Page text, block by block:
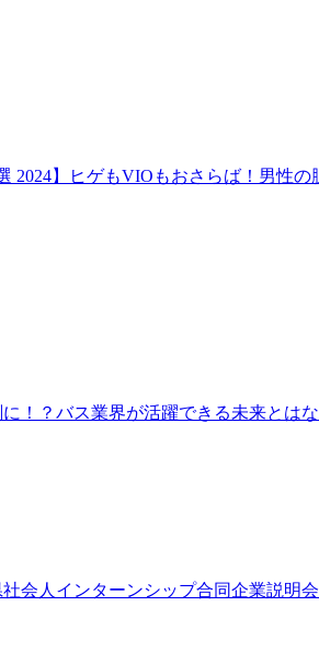
2024】ヒゲもVIOもおさらば！男性
！？バス業界が活躍できる未来とは
会人インターンシップ合同企業説明会